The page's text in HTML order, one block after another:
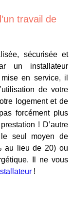
travail de
sécurisée et
un installateur
en service, il
de votre
logement et de
forcément plus
! D’autre
seul moyen de
au lieu de 20) ou
Il ne vous
!